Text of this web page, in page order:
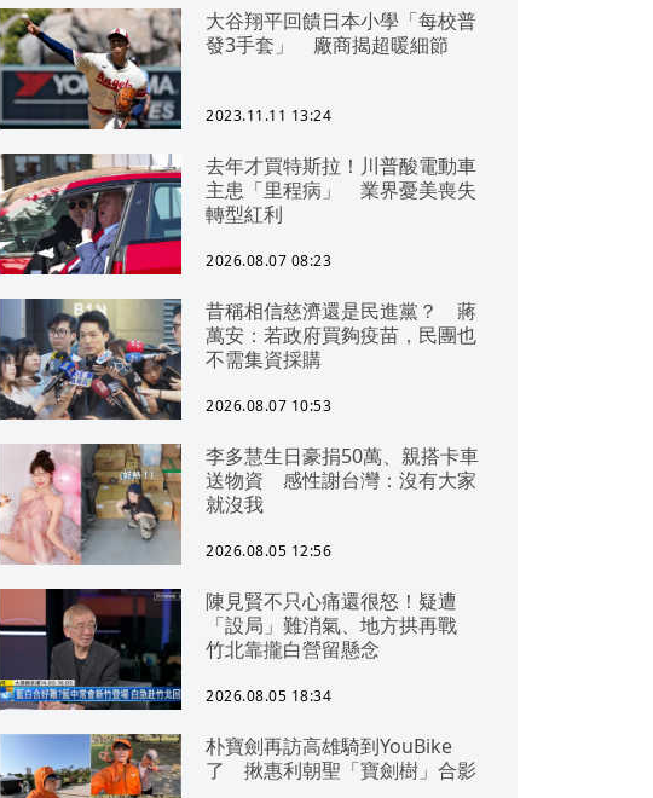
大谷翔平回饋日本小學「每校普
發3手套」 廠商揭超暖細節
2023.11.11 13:24
去年才買特斯拉！川普酸電動車
主患「里程病」 業界憂美喪失
轉型紅利
2026.08.07 08:23
昔稱相信慈濟還是民進黨？ 蔣
萬安：若政府買夠疫苗，民團也
不需集資採購
2026.08.07 10:53
李多慧生日豪捐50萬、親搭卡車
送物資 感性謝台灣：沒有大家
就沒我
2026.08.05 12:56
陳見賢不只心痛還很怒！疑遭
「設局」難消氣、地方拱再戰
竹北靠攏白營留懸念
2026.08.05 18:34
朴寶劍再訪高雄騎到YouBike
了 揪惠利朝聖「寶劍樹」合影